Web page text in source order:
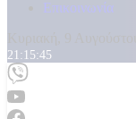
Επικοινωνία
21:15:47